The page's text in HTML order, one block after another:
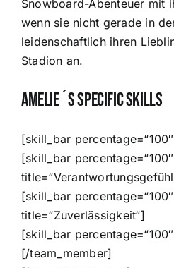
Snowboard-Abenteuer mit
wenn sie nicht gerade in
leidenschaftlich ihren
Stadion an.
Amelie´s Specific Skills
[skill_bar
[skill_bar percentage=“100″
[skill_bar percentage=“100″
title=“Zuverlässigkeit“]
[skill_bar
[/team_member]